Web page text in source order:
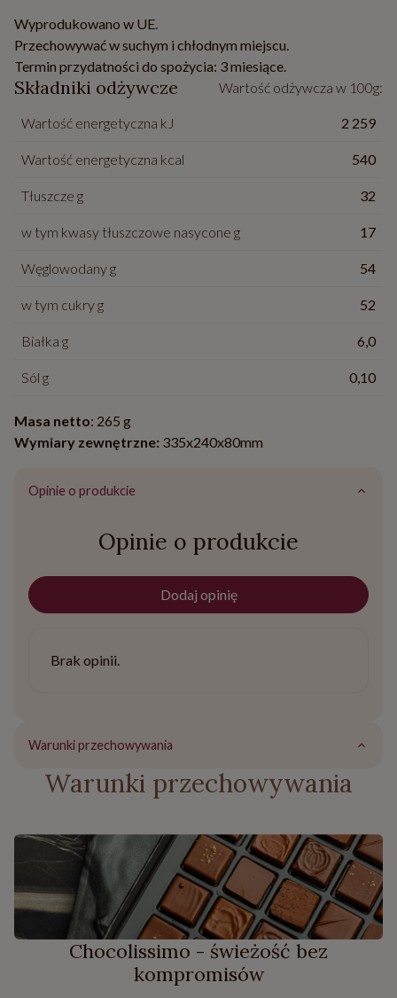
Wyprodukowano w UE.
Przechowywać w suchym i chłodnym miejscu.
Termin przydatności do spożycia: 3 miesiące.
Składniki odżywcze Wartość odżywcza w 100g:
Wartość energetyczna kJ 2 259
Wartość energetyczna kcal 540
Tłuszcze g 32
w tym kwasy tłuszczowe nasycone g 17
Węglowodany g 54
w tym cukry g 52
Białka g 6,0
Sól g 0,10
Masa netto: 265 g
Wymiary zewnętrzne: 335x240x80mm
Opinie o produkcie
Opinie o produkcie
Dodaj opinię
Brak opinii.
Warunki przechowywania
Warunki przechowywania
Chocolissimo - świeżość bez
kompromisów